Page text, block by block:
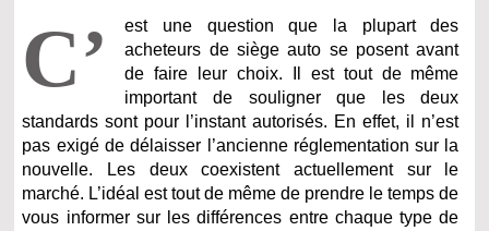
C’
est une question que la plupart des
acheteurs de siège auto se posent avant
de faire leur choix. Il est tout de même
important de souligner que les deux
standards sont pour l’instant autorisés. En effet, il n’est
pas exigé de délaisser l’ancienne réglementation sur la
nouvelle. Les deux coexistent actuellement sur le
marché. L’idéal est tout de même de prendre le temps de
vous informer sur les différences entre chaque type de